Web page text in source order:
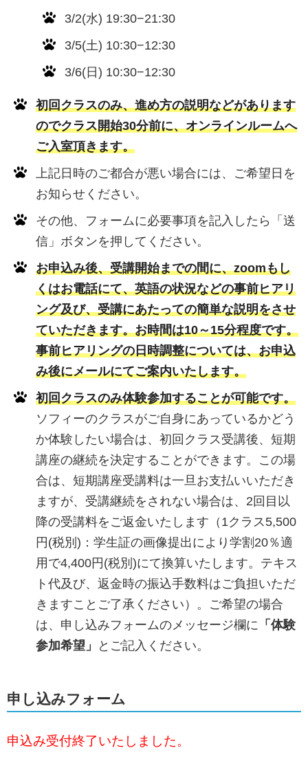
3/2(水) 19:30−21:30
3/5(土) 10:30−12:30
3/6(日) 10:30−12:30
初回クラスのみ、進め方の説明などがあります
のでクラス開始30分前に、オンラインルームへ
ご入室頂きます。
上記日時のご都合が悪い場合には、ご希望日を
お知らせください。
その他、フォームに必要事項を記入したら「送
信」ボタンを押してください。
お申込み後、受講開始までの間に、zoomもし
くはお電話にて、英語の状況などの事前ヒアリ
ング及び、受講にあたっての簡単な説明をさせ
ていただきます。お時間は10～15分程度です。
事前ヒアリングの日時調整については、お申込
み後にメールにてご案内いたします。
初回クラスのみ体験参加することが可能です。
ソフィーのクラスがご自身にあっているかどう
か体験したい場合は、初回クラス受講後、短期
講座の継続を決定することができます。この場
合は、短期講座受講料は一旦お支払いいただき
ますが、受講継続をされない場合は、2回目以
降の受講料をご返金いたします（1クラス5,500
円(税別)：学生証の画像提出により学割20％適
用で4,400円(税別)にて換算いたします。テキス
ト代及び、返金時の振込手数料はご負担いただ
きますことご了承ください）。ご希望の場合
は、申し込みフォームのメッセージ欄に 「体験
参加希望」
とご記入ください。
申し込みフォーム
申込み受付終了いたしました。